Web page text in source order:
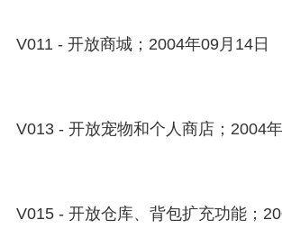
V011 - 开放商城；2004年09月14日
V013 - 开放宠物和个人商店；2004
V015 - 开放仓库、背包扩充功能；